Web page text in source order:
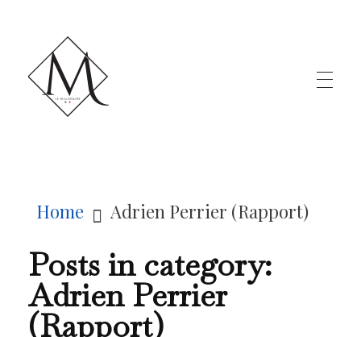
Home Adrien Perrier (Rapport)
Posts in category:
Adrien Perrier
(Rapport)